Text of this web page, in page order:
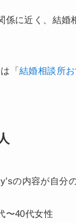
係に近く、結
「結婚相談所
の内容が自分
〜40代女性